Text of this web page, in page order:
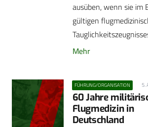
ausüben, wenn sie im
gültigen
Mehr
FÜHRUNG/ORGANISATION 5.
60 Jahre
Flugmedizin in
Deutschland